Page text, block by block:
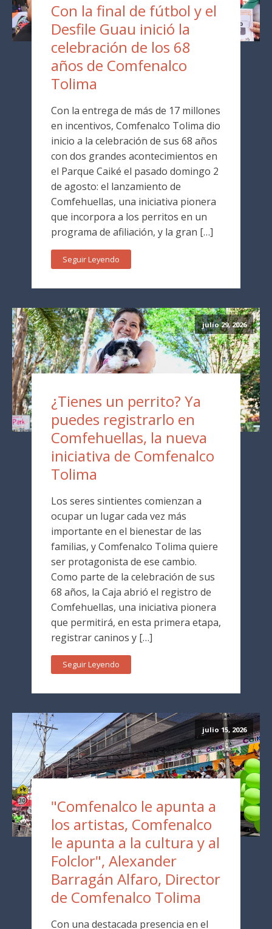
Con la final de fútbol y el
Desfile Guau inició la
celebración de los 68
años de Comfenalco
Tolima
Con la entrega de más de 17 millones
en incentivos, Comfenalco Tolima dio
inicio a la celebración de sus 68 años
con dos grandes acontecimientos en
el Parque Caiké el pasado domingo 2
de agosto: el lanzamiento de
Comfehuellas, una iniciativa pionera
que incorpora a los perritos en un
programa de afiliación, y la gran […]
Seguir Leyendo
julio 29, 2026
¿Tienes un perrito? Ya
puedes registrarlo en
Comfehuellas, la nueva
iniciativa de Comfenalco
Tolima
Los seres sintientes comienzan a
ocupar un lugar cada vez más
importante en el bienestar de las
familias, y Comfenalco Tolima quiere
ser protagonista de ese cambio.
Como parte de la celebración de sus
68 años, la Caja abrió el registro de
Comfehuellas, una iniciativa pionera
que permitirá, en esta primera etapa,
registrar caninos y […]
Seguir Leyendo
julio 15, 2026
"Comfenalco le apunta a
los artistas, Comfenalco
le apunta a la cultura y al
Folclor", Alexander
Barragán Alfaro, Director
de Comfenalco Tolima
Con una destacada presencia en el